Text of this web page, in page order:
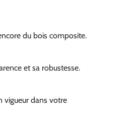
du bois composite.
et sa robustesse.
vigueur dans votre